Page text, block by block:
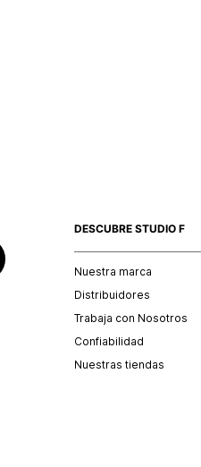
DESCUBRE STUDIO F
Nuestra marca
Distribuidores
Trabaja con Nosotros
Confiabilidad
Nuestras tiendas